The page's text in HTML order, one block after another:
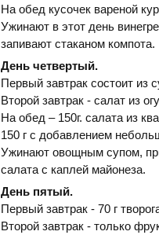
На обед кусочек вареной
Ужинают в этот день
запивают стаканом компота.
День четвертый.
Первый завтрак состоит из
Второй завтрак - салат из
На обед – 150г. салата из
150 г с добавлением
Ужинают овощным супом,
салата с каплей майонеза.
День пятый.
Первый завтрак - 70 г
Второй завтрак - только